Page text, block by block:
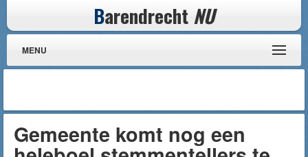
Barendrecht NU
MENU
Gemeente komt nog een